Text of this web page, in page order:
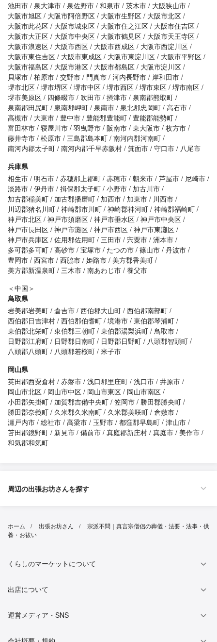
池田市
泉大津市 泉佐野市 和泉市 茨木市
大阪狭山市
大阪市旭区
大阪市阿倍野区 大阪市生野区
大阪市北区
大阪市此花区
大阪市城東区 大阪市住之江区
大阪市住吉区
大阪市大正区
大阪市中央区 大阪市鶴見区
大阪市天王寺区
大阪市浪速区
大阪市西区 大阪市西成区
大阪市西淀川区
大阪市東住吉区
大阪市東成区 大阪市東淀川区
大阪市平野区
大阪市福島区
大阪市港区 大阪市都島区
大阪市淀川区
貝塚市 柏原市 交野市 門真市 河内長野市
岸和田市
堺市北区 堺市堺区 堺市中区 堺市西区 堺市東区 堺市南区
堺市美原区
四條畷市 吹田市 摂津市
泉南郡熊取町
泉南郡田尻町
泉南郡岬町 泉南市 泉北郡忠岡町 高石市
高槻市
大東市 豊中市 豊能郡豊能町
豊能郡能勢町
富田林市 寝屋川市 羽曳野市 阪南市 東大阪市 枚方市
藤井寺市 松原市 三島郡島本町 南河内郡河南町
南河内郡太子町 南河内郡千早赤阪村 箕面市 守口市
八尾市
兵庫県
相生市
明石市 赤穂郡上郡町 赤穂市 朝来市 芦屋市
尼崎市
淡路市 伊丹市 揖保郡太子町 小野市
加古川市
加古郡稲美町
加古郡播磨町 加西市 加東市
川西市
川辺郡猪名川町 神崎郡市川町 神崎郡神河町 神崎郡福崎町
神戸市北区 神戸市須磨区 神戸市垂水区 神戸市中央区
神戸市長田区 神戸市灘区 神戸市西区 神戸市東灘区
神戸市兵庫区 佐用郡佐用町 三田市 宍粟市 洲本市
多可郡多可町 高砂市 宝塚市 たつの市 篠山市 丹波市
豊岡市 西宮市 西脇市 姫路市
美方郡香美町
美方郡新温泉町 三木市 南あわじ市 養父市
＜中国＞
鳥取県
岩美郡岩美町 倉吉市 西伯郡大山町 西伯郡南部町
西伯郡日吉津村 西伯郡伯耆町 境港市 東伯郡琴浦町
東伯郡北栄町 東伯郡三朝町 東伯郡湯梨浜町 鳥取市
日野郡江府町
日野郡日南町 日野郡日野町
八頭郡智頭町
八頭郡八頭町
八頭郡若桜町 米子市
岡山県
英田郡西粟倉村 赤磐市 浅口郡里庄町 浅口市 井原市
岡山市北区
岡山市中区 岡山市東区
岡山市南区
小田郡矢掛町
加賀郡吉備中央町 笠岡市
勝田郡勝央町
勝田郡奈義町
久米郡久米南町 久米郡美咲町 倉敷市
瀬戸内市 総社市 高梁市 玉野市 都窪郡早島町 津山市
苫田郡鏡野町
新見市 備前市 真庭郡新庄村 真庭市
美作市
和気郡和気町
周辺の出張お坊さんを探す
ホーム 出張お坊さん
宗派不問｜真言宗僧侶の葬儀・法要・法事・供
養・お祓い
くらしのマーケットについて
出店について
運営メディア・SNS